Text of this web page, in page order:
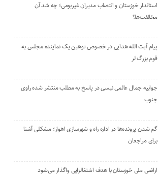
استاندار خوزستان و انتصاب مدیران غیربومی؛ چه شد آن
مخالفت‌ها؟
پیام آیت الله هدایی در خصوص توهین یک نماینده مجلس به
قوم بزرگ لر
جوابیه جمال عالمی نیسی در پاسخ به مطلب منتشر شده راوی
جنوب
گم شدن پرونده‌ها در اداره راه و شهرسازی اهواز؛ مشکلی آشنا
برای مراجعان
اراضی ملی خوزستان با هدف اشتغالزایی واگذار می‌شود